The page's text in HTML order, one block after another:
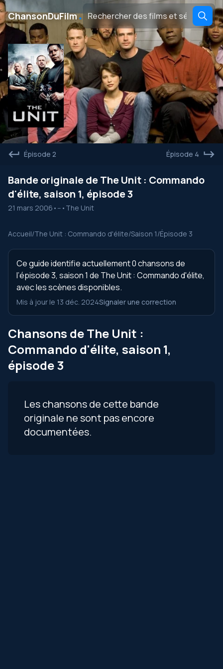
ChansonDuFilm․
Épisode 2 Épisode 4
Bande originale de The Unit : Commando
d'élite, saison 1, épisode 3
21 mars 2006 • -- • The Unit
Accueil/The Unit : Commando d'élite/Saison 1/Épisode 3
Ce guide identifie actuellement 0 chansons de
l’épisode 3, saison 1 de The Unit : Commando d'élite,
avec les scènes disponibles.
Mis à jour le 13 déc. 2024Signaler une correction
Chansons de The Unit :
Commando d'élite, saison 1,
épisode 3
Les chansons de cette bande
originale ne sont pas encore
documentées.